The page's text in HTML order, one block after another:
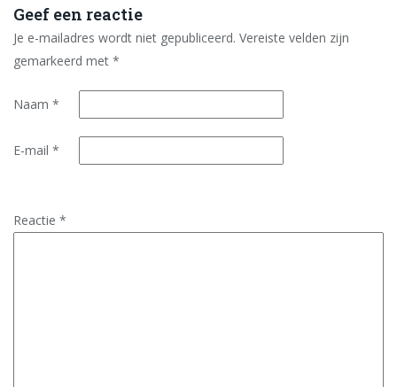
Geef een reactie
Je e-mailadres wordt niet gepubliceerd. Vereiste velden zijn
gemarkeerd met *
Naam *
E-mail *
Reactie *